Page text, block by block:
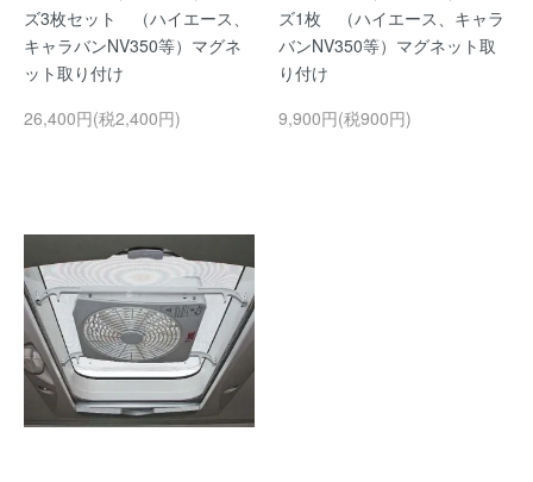
ズ3枚セット （ハイエース、
キャラバンNV350等）マグネ
ット取り付け
26,400円(税2,400円)
ズ1枚 （ハイエース、キャラ
バンNV350等）マグネット取
り付け
9,900円(税900円)